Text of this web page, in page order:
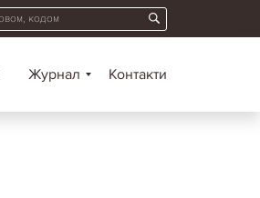
Журнал Контакти